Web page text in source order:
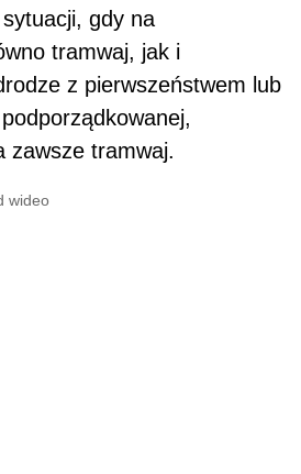
gdy na
tramwaj, jak i
z pierwszeństwem lub
zawsze tramwaj.
wideo